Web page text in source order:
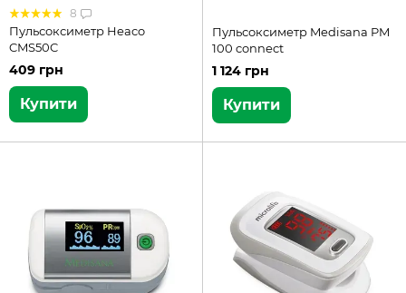
8
Пульсоксиметр Heaco
CMS50C
409 грн
Купити
Пульсоксиметр Medisana PM
100 connect
1 124 грн
Купити